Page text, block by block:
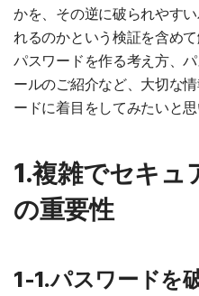
かを、その逆に破られやす
れるのかという検証を含め
パスワードを作る考え方、
ールのご紹介など、大切な
ードに着目をしてみたいと思
1.複雑でセキュ
の重要性
1-1.パスワードを